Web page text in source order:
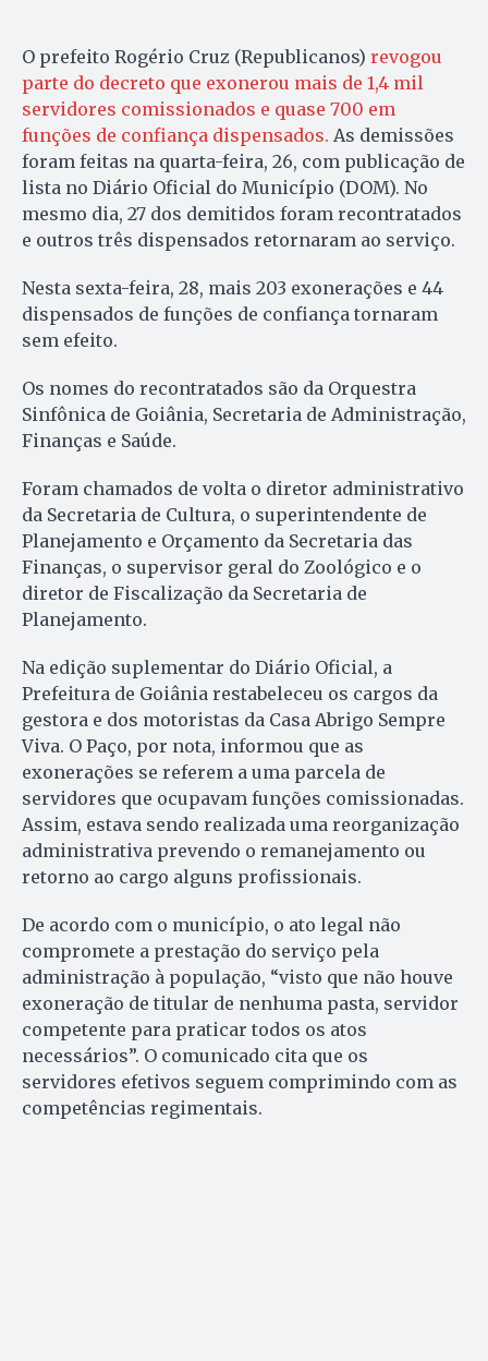
O prefeito Rogério Cruz (Republicanos) revogou
parte do decreto que exonerou mais de 1,4 mil
servidores comissionados e quase 700 em
funções de confiança dispensados. As demissões
foram feitas na quarta-feira, 26, com publicação de
lista no Diário Oficial do Município (DOM). No
mesmo dia, 27 dos demitidos foram recontratados
e outros três dispensados retornaram ao serviço.
Nesta sexta-feira, 28, mais 203 exonerações e 44
dispensados de funções de confiança tornaram
sem efeito.
Os nomes do recontratados são da Orquestra
Sinfônica de Goiânia, Secretaria de Administração,
Finanças e Saúde.
Foram chamados de volta o diretor administrativo
da Secretaria de Cultura, o superintendente de
Planejamento e Orçamento da Secretaria das
Finanças, o supervisor geral do Zoológico e o
diretor de Fiscalização da Secretaria de
Planejamento.
Na edição suplementar do Diário Oficial, a
Prefeitura de Goiânia restabeleceu os cargos da
gestora e dos motoristas da Casa Abrigo Sempre
Viva. O Paço, por nota, informou que as
exonerações se referem a uma parcela de
servidores que ocupavam funções comissionadas.
Assim, estava sendo realizada uma reorganização
administrativa prevendo o remanejamento ou
retorno ao cargo alguns profissionais.
De acordo com o município, o ato legal não
compromete a prestação do serviço pela
administração à população, “visto que não houve
exoneração de titular de nenhuma pasta, servidor
competente para praticar todos os atos
necessários”. O comunicado cita que os
servidores efetivos seguem comprimindo com as
competências regimentais.